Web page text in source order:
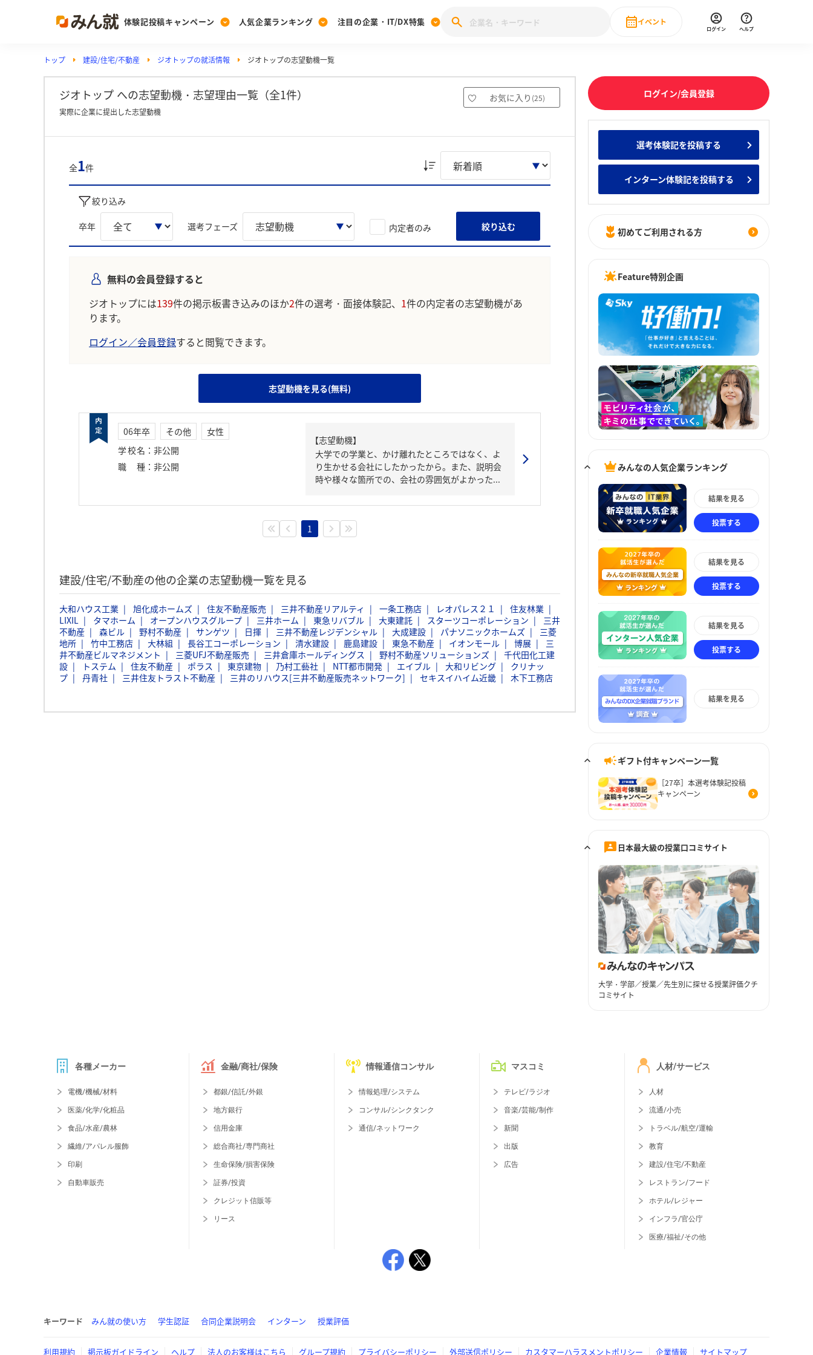
体験記投稿キャンペーン
Post
投稿する
[27卒] 本選考体験記投稿キャンペーン
人気企業ランキング
Ranking
ランキングを見る
Vote みんなの新卒就職人気企業ランキング みんなのインターン人気企業ランキ
注目の企業・IT/DX特集
PickUp
注目の企業特集
28卒 IT・DX現場社員インタビュー
イベント
直近のイベント一覧
ログイン ヘルプ
トップ 建設/住宅/不動産 ジオトップの就活情報 ジオトップの志望動機一覧
ジオトップ への志望動機・志望理由一覧（全1件） お気に入り (25)
実際に企業に提出した志望動機
全1件
絞り込み
卒年 選考フェーズ 内定者のみ 絞り込む
無料の会員登録すると
ジオトップには139件の掲示板書き込みのほか2件の選考・面接体験記、 1件の内定者の志望動機があ
ります。
ログイン／会員登録すると閲覧できます。
志望動機を見る(無料)
06年卒 その他
女性
学校名 ： 非公開
職種 ： 非公開
【志望動機】
大学での学業と、かけ離れたところではなく、よ
り生かせる会社にしたかったから。また、説明会
時や様々な箇所での、会社の雰囲気がよかった...
1
建設/住宅/不動産の他の企業の志望動機一覧を見る
大和ハウス工業 旭化成ホームズ 住友不動産販売 三井不動産リアルティ 一条工務店 レオパレス２１
住友林業
LIXIL
タマホーム オープンハウスグループ 三井ホーム 東急リバブル 大東建託 スターツコーポレーション
三井
不動産
森ビル 野村不動産 サンゲツ 日揮 三井不動産レジデンシャル 大成建設 パナソニックホームズ
三菱
地所
竹中工務店 大林組 長谷工コーポレーション 清水建設 鹿島建設 東急不動産 イオンモール 博展
三
井不動産ビルマネジメント
三菱UFJ不動産販売 三井倉庫ホールディングス 野村不動産ソリューションズ
千代田化工建
設
トステム 住友不動産 ポラス 東京建物 乃村工藝社 NTT都市開発 エイブル 大和リビング
クリナッ
プ
丹青社 三井住友トラスト不動産 三井のリハウス[三井不動産販売ネットワーク] セキスイハイム近畿 木下工務店
ログイン/会員登録
選考体験記を投稿する
インターン体験記を投稿する
初めてご利用される方
Feature特別企画
みんなの人気企業ランキング
結果を見る
投票する
結果を見る
投票する
結果を見る
投票する
結果を見る
ギフト付キャンペーン一覧
［27卒］本選考体験記投稿
キャンペーン
日本最大級の授業口コミサイト
大学・学部／授業／先生別に探せる授業評価クチ
コミサイト
各種メーカー
電機/機械/材料
医薬/化学/化粧品
食品/水産/農林
繊維/アパレル服飾
印刷
自動車販売
金融/商社/保険
都銀/信託/外銀
地方銀行
信用金庫
総合商社/専門商社
生命保険/損害保険
証券/投資
クレジット信販等
リース
情報通信コンサル
情報処理/システム
コンサル/シンクタンク
通信/ネットワーク
マスコミ
テレビ/ラジオ
音楽/芸能/制作
新聞
出版
広告
人材/サービス
人材
流通/小売
トラベル/航空/運輸
教育
建設/住宅/不動産
レストラン/フード
ホテル/レジャー
インフラ/官公庁
医療/福祉/その他
キーワード みん就の使い方 学生認証 合同企業説明会 インターン 授業評価
利用規約 掲示板ガイドライン ヘルプ 法人のお客様はこちら グループ規約 プライバシーポリシー 外部送信ポリシー カスタマーハラスメントポリシー 企業情報 サイトマップ